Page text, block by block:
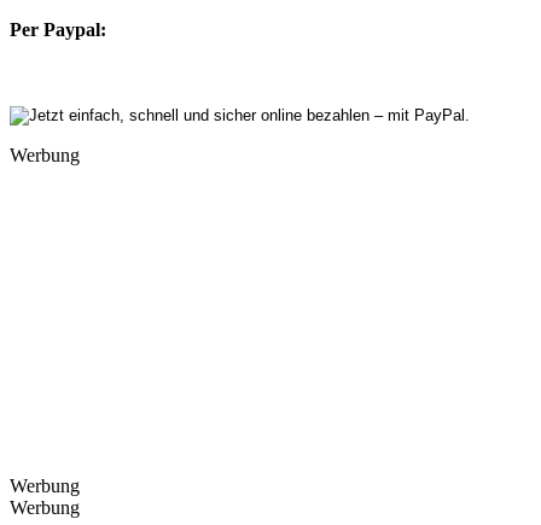
Per Paypal:
Werbung
Werbung
Werbung